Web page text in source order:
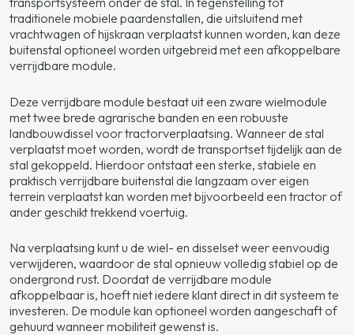
traditionele mobiele paardenstallen, die uitsluitend met
vrachtwagen of hijskraan verplaatst kunnen worden, kan deze
buitenstal optioneel worden uitgebreid met een afkoppelbare
verrijdbare module.
Deze verrijdbare module bestaat uit een zware wielmodule
met twee brede agrarische banden en een robuuste
landbouwdissel voor tractorverplaatsing. Wanneer de stal
verplaatst moet worden, wordt de transportset tijdelijk aan de
stal gekoppeld. Hierdoor ontstaat een sterke, stabiele en
praktisch verrijdbare buitenstal die langzaam over eigen
terrein verplaatst kan worden met bijvoorbeeld een tractor of
ander geschikt trekkend voertuig.
Na verplaatsing kunt u de wiel- en disselset weer eenvoudig
verwijderen, waardoor de stal opnieuw volledig stabiel op de
ondergrond rust. Doordat de verrijdbare module
afkoppelbaar is, hoeft niet iedere klant direct in dit systeem te
investeren. De module kan optioneel worden aangeschaft of
gehuurd wanneer mobiliteit gewenst is.